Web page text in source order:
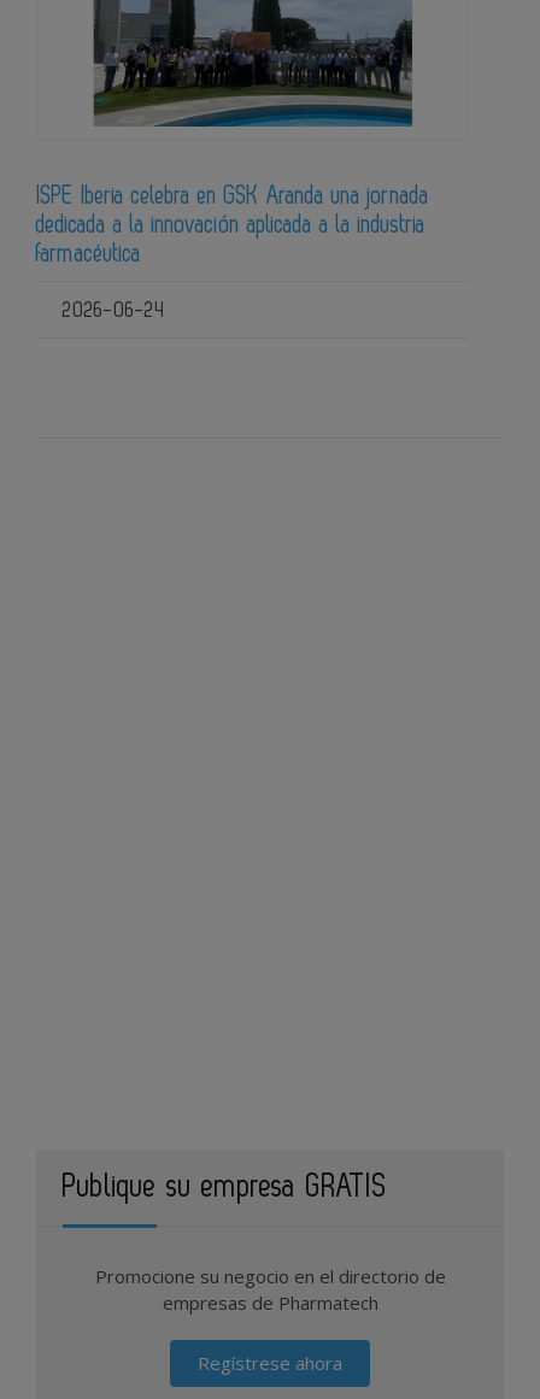
ISPE Iberia celebra en GSK Aranda una jornada
dedicada a la innovación aplicada a la industria
farmacéutica
2026-06-24
Publique su empresa GRATIS
Promocione su negocio en el directorio de
empresas de Pharmatech
Regístrese ahora